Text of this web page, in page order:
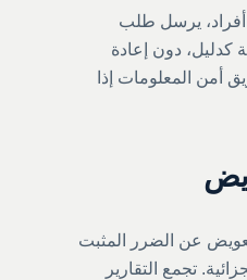
يرسل طلب
كدليل، دون إعادة
أمن المعلومات إذا
عن الضرر المثبت
تجمع التقارير